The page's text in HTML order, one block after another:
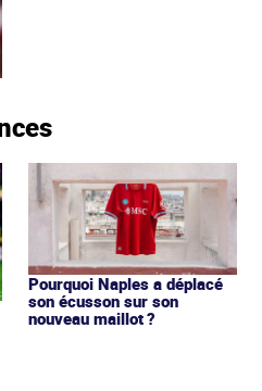
Pourquoi Naples a déplacé
son écusson sur son
nouveau maillot ?